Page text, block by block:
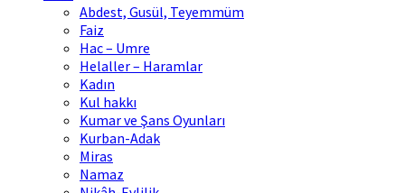
Abdest, Gusül, Teyemmüm
Faiz
Hac – Umre
Helaller – Haramlar
Kadın
Kul hakkı
Kumar ve Şans Oyunları
Kurban-Adak
Miras
Namaz